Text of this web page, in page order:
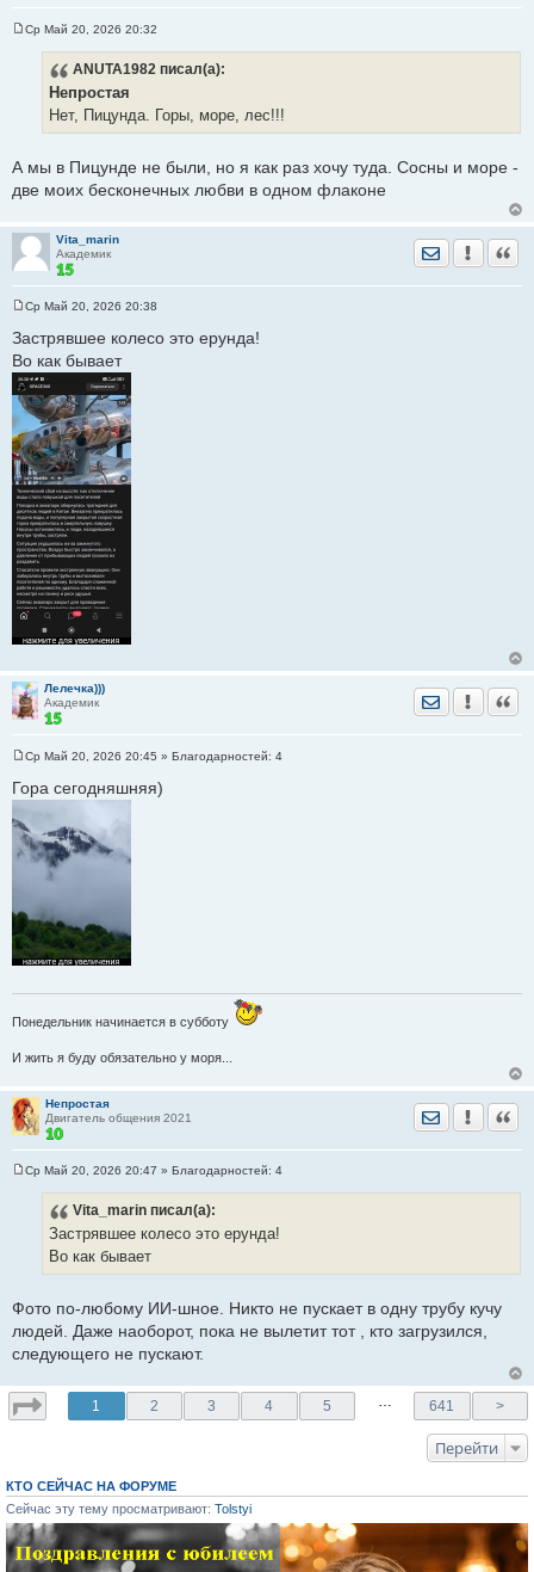
Ср Май 20, 2026 20:32
ANUTA1982 писал(а):
Непростая
Нет, Пицунда. Горы, море, лес!!!
А мы в Пицунде не были, но я как раз хочу туда. Сосны и море -
две моих бесконечных любви в одном флаконе
Vita_marin
Академик
Отправить
о
б
щ
е
н
и
е
Ср Май 20, 2026 20:38
Застрявшее колесо это ерунда!
Во как бывает
Лелечка)))
Академик
Отправить
о
щ
е
н
Ср Май 20, 2026 20:45 » Благодарностей: 4
Гора сегодняшняя)
Понедельник начинается в субботу
И жить я буду обязательно у моря...
Непростая
Двигатель общения 2021
Отправить
Ср Май 20, 2026 20:47 » Благодарностей: 4
Vita_marin писал(а):
Застрявшее колесо это ерунда!
Во как бывает
Фото по-любому ИИ-шное. Никто не пускает в одну трубу кучу
людей. Даже наоборот, пока не вылетит тот , кто загрузился,
следующего не пускают.
1 2 3 4 5 … 641 >
Перейти
КТО СЕЙЧАС НА ФОРУМЕ
Сейчас эту тему просматривают: Tolstyi